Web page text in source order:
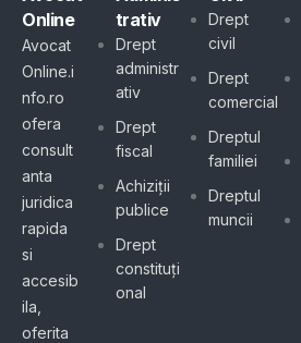
Online
Avocat
Online.i
nfo.ro
ofera
consult
anta
juridica
rapida
si
accesib
ila,
oferita
trativ
Drept
administr
ativ
Drept
fiscal
Achiziții
publice
Drept
constituți
onal
Drept
civil
Drept
comercial
Dreptul
familiei
Dreptul
muncii